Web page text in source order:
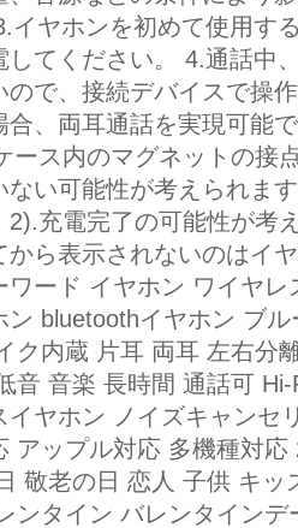
イヤホンを初めて使用す
してください。 4.通話中
ので、接続デバイスで操
合、両耳通話を実現可能
ース内のマグネットの接
ない可能性が考えられま
2).充電完了の可能性が考
から表示されないのはイ
ワード イヤホン ワイヤ
ン bluetoothイヤホン ブ
ク内蔵 片耳 両耳 左右分
音 音楽 長時間 通話可
イヤホン ノイズキャンセ
アップル対応 多機種対
敬老の日 恋人 子供 キ
ンタイン バレンタイン